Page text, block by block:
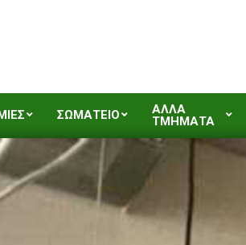
ΣΩΜΑΤΕΙΟ
ΑΛΛΑ
ΤΜΗΜΑΤΑ